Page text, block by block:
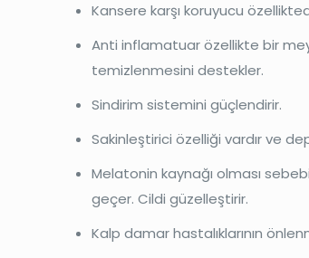
Kansere karşı koruyucu
Anti inflamatuar özellikte bir
temizlenmesini destekler.
Sindirim sistemini güçlendirir.
Sakinleştirici özelliği vardır ve
Melatonin kaynağı olması
geçer. Cildi güzelleştirir.
Kalp damar hastalıklarının